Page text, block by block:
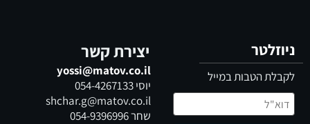
ניוזלטר
לקבלת הטבות במייל
יצירת קשר
yossi@matov.co.il
יוסי054-4267133
shchar.g@matov.co.il
שחר054-9396996